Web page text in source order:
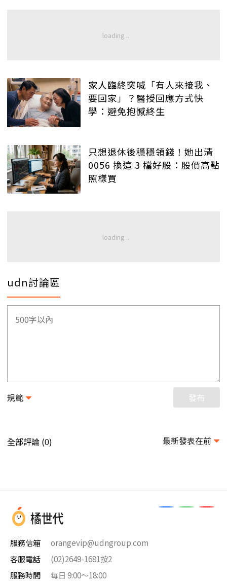
家人臨終突喊「有人來接我、
要回家」？醫授回應方式快
學：避免抱憾終生
只想退休後穩穩領錢！她出清
0056 換這 3 檔好股：股價高點
照樣買
udn討論區
規範 發布
全部評論 (0) 最新發表在前
服務信箱
orangevip@udngroup.com
客服電話
(02)2649-1681按2
服務時間
每日 9:00～18:00